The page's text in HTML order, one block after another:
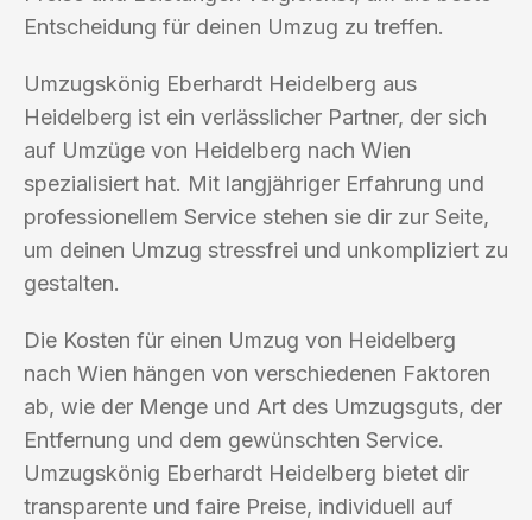
Entscheidung für deinen Umzug zu treffen.
Umzugskönig Eberhardt Heidelberg aus
Heidelberg ist ein verlässlicher Partner, der sich
auf Umzüge von Heidelberg nach Wien
spezialisiert hat. Mit langjähriger Erfahrung und
professionellem Service stehen sie dir zur Seite,
um deinen Umzug stressfrei und unkompliziert zu
gestalten.
Die Kosten für einen Umzug von Heidelberg
nach Wien hängen von verschiedenen Faktoren
ab, wie der Menge und Art des Umzugsguts, der
Entfernung und dem gewünschten Service.
Umzugskönig Eberhardt Heidelberg bietet dir
transparente und faire Preise, individuell auf